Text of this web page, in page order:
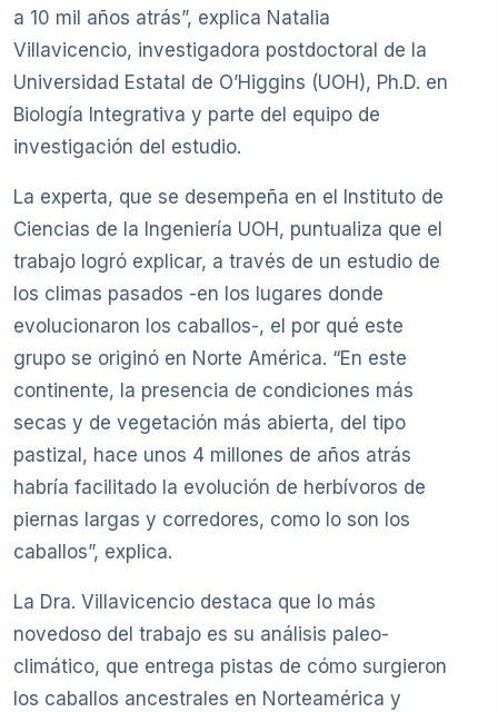
a 10 mil años atrás”, explica Natalia
Villavicencio, investigadora postdoctoral de la
Universidad Estatal de O’Higgins (UOH), Ph.D. en
Biología Integrativa y parte del equipo de
investigación del estudio.
La experta, que se desempeña en el Instituto de
Ciencias de la Ingeniería UOH, puntualiza que el
trabajo logró explicar, a través de un estudio de
los climas pasados -en los lugares donde
evolucionaron los caballos-, el por qué este
grupo se originó en Norte América. “En este
continente, la presencia de condiciones más
secas y de vegetación más abierta, del tipo
pastizal, hace unos 4 millones de años atrás
habría facilitado la evolución de herbívoros de
piernas largas y corredores, como lo son los
caballos”, explica.
La Dra. Villavicencio destaca que lo más
novedoso del trabajo es su análisis paleo-
climático, que entrega pistas de cómo surgieron
los caballos ancestrales en Norteamérica y